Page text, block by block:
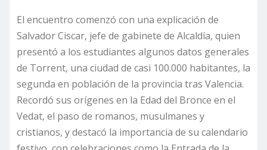
El encuentro comenzó con una explicación de
Salvador Ciscar, jefe de gabinete de Alcaldía, quien
presentó a los estudiantes algunos datos generales
de Torrent, una ciudad de casi 100.000 habitantes, la
segunda en población de la provincia tras Valencia.
Recordó sus orígenes en la Edad del Bronce en el
Vedat, el paso de romanos, musulmanes y
cristianos, y destacó la importancia de su calendario